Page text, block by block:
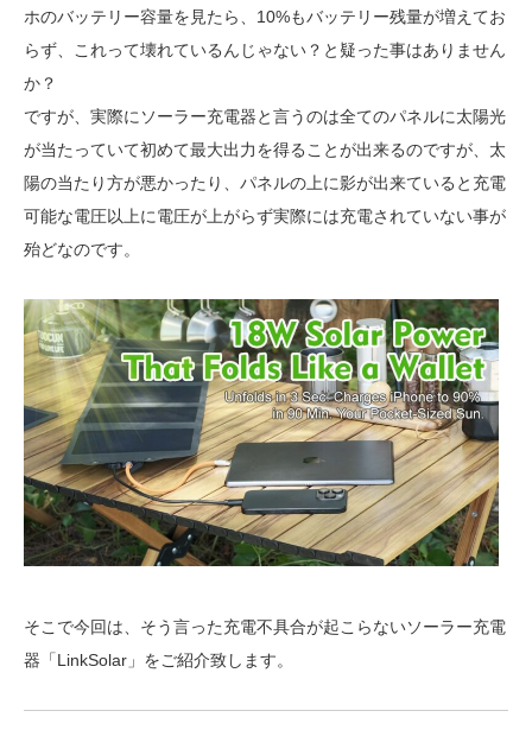
ホのバッテリー容量を見たら、10%もバッテリー残量が増えてお
らず、これって壊れているんじゃない？と疑った事はありません
か？
ですが、実際にソーラー充電器と言うのは全てのパネルに太陽光
が当たっていて初めて最大出力を得ることが出来るのですが、太
陽の当たり方が悪かったり、パネルの上に影が出来ていると充電
可能な電圧以上に電圧が上がらず実際には充電されていない事が
殆どなのです。
そこで今回は、そう言った充電不具合が起こらないソーラー充電
器「LinkSolar」をご紹介致します。